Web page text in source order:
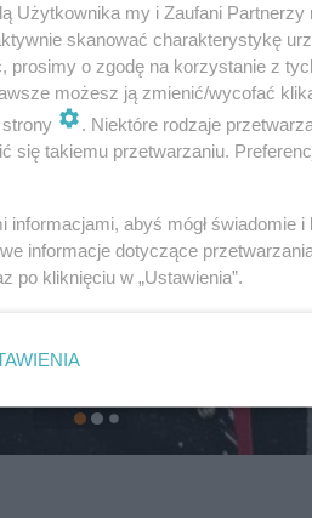
Użytkownika my i Zaufani
skanować charakterystykę
prosimy o zgodę na korzystanie z
możesz ją zmienić/wycofać
. Niektóre rodzaje
się takiemu przetwarzaniu.
informacjami, abyś mógł
informacje dotyczące
po kliknięciu w „Ustawienia”.